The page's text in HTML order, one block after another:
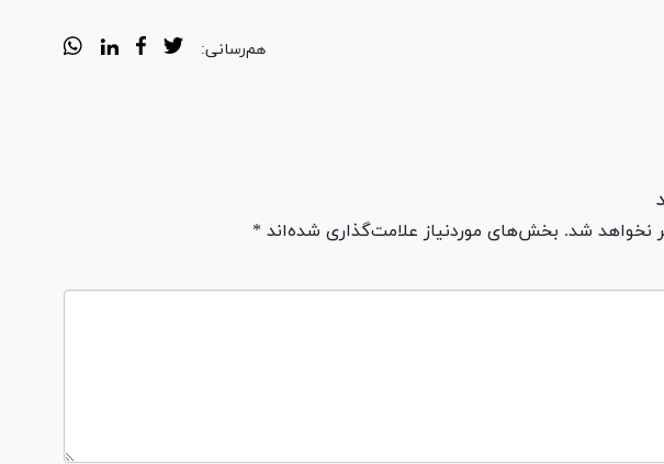
هم‌رسانی:
نخواهد شد. بخش‌های موردنیاز علامت‌گذاری شده‌اند *